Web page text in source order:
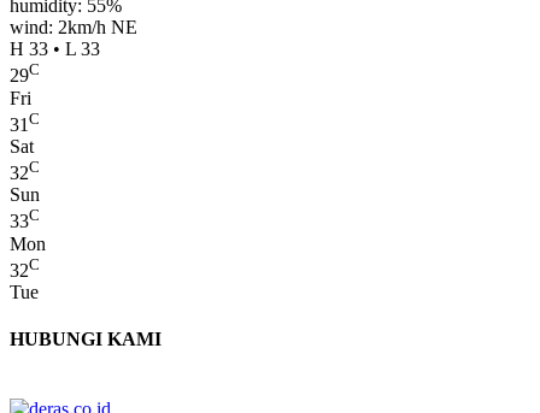
humidity: 55%
wind: 2km/h NE
H 33 • L 33
29C
Fri
31 C
Sat
32C
Sun
33C
Mon
32C
Tue
HUBUNGI KAMI